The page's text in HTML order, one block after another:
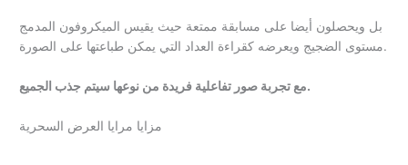
بل ويحصلون أيضا على مسابقة ممتعة حيث يقيس الميكروفون المدمج
مستوى الضجيج ويعرضه كقراءة العداد التي يمكن طباعتها على الصورة.
مع تجربة صور تفاعلية فريدة من نوعها سيتم جذب الجميع.
مزايا مرايا العرض السحرية